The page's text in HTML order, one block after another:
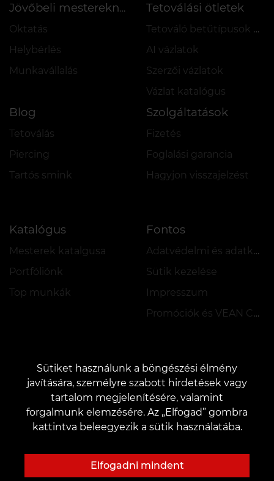
Jövőbeli mestereknek
Oktatás
Helybérlés
Munkavállalás
Tetoválási ötletek
Tetováló betűtípusok online
AI vázlatok
Szerzői vázlatok
Vázlat katalógus
Blog
Tetoválás
Piercing
Tartós smink
Szolgáltatások
Fizetés
Foglalási garancia
Hagyjon visszajelzést
Katalógus
Mesterek katalgusa
Portfóliónk
Top munkák
Fontos
Adatvédelmi és adatkezelési szabályzat
Sütik kezelése
Impresszum
Promóciók és VEAN COINS szabályzata
KAPCSOLAT
Kapcsolatfelvétel:customers@vean-tattoo.hu
Együttműködés:marketing.veantattoo@gmail.com
Panaszok és javaslatok:complaints@vean-tattoo.com
Sütiket használunk a böngészési élmény
javítására, személyre szabott hirdetések vagy
tartalom megjelenítésére, valamint
forgalmunk elemzésére. Az „Elfogad” gombra
kattintva beleegyezik a sütik használatába.
Elfogadni mindent